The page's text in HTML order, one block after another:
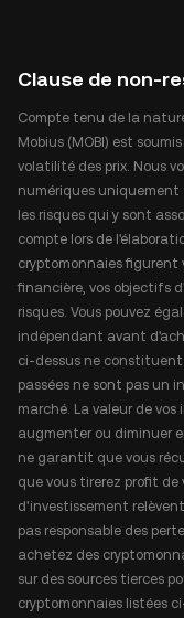
Clause de non-
Compte tenu de la
Mobius (MOBI) est
volatilité des prix. Nous
numériques uniquement
les risques qui y sont
compte lors de
cryptomonnaies figurent
financière, vos objectifs
risques. Vous pouvez
indépendant avant
ci-dessus ne constituent
passées ne sont pas un
marché. La valeur de
augmenter ou diminuer
ne garantit que vous
que vous tirerez profit de
d'investissement
pas responsable des
achetez des
sur des sources tierces
cryptomonnaies listées